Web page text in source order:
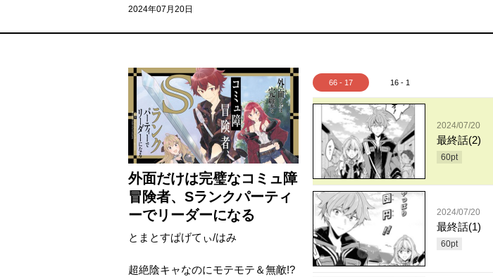
2024年07月20日
外面だけは完璧なコミュ障
冒険者、Sランクパーティ
ーでリーダーになる
とまとすぱげてぃ/はみ
超絶陰キャなのにモテモテ＆無敵!?
66 - 17 16 - 1
2024/07/20
最終話(2)
60pt
2024/07/20
最終話(1)
60pt